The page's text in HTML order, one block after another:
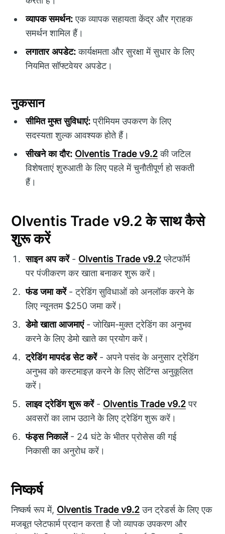
व्यापक समर्थन:एक व्यापक सहायता केंद्र और ग्राहक
समर्थन शामिल हैं।
लगातार अपडेट:कार्यक्षमता और सुरक्षा में सुधार के लिए
नियमित सॉफ्टवेयर अपडेट।
नुकसान
सीमित मुफ्त सुविधाएं:प्रीमियम उपकरण के लिए
सदस्यता शुल्क आवश्यक होते हैं।
सीखने का दौर: Olventis Trade v9.2की जटिल
विशेषताएं शुरुआती के लिए पहले में चुनौतीपूर्ण हो सकती
हैं।
Olventis Trade v9.2 के साथ कैसे
शुरू करें
साइन अप करें- Olventis Trade v9.2प्लेटफॉर्म
पर पंजीकरण कर खाता बनाकर शुरू करें।
फंड जमा करें- ट्रेडिंग सुविधाओं को अनलॉक करने के
लिए न्यूनतम $250 जमा करें।
डेमो खाता आजमाएं- जोखिम-मुक्त ट्रेडिंग का अनुभव
करने के लिए डेमो खाते का प्रयोग करें।
ट्रेडिंग मापदंड सेट करें- अपने पसंद के अनुसार ट्रेडिंग
अनुभव को कस्टमाइज़ करने के लिए सेटिंग्स अनुकूलित
करें।
लाइव ट्रेडिंग शुरू करें- Olventis Trade v9.2पर
अवसरों का लाभ उठाने के लिए ट्रेडिंग शुरू करें।
फंड्स निकालें- 24 घंटे के भीतर प्रोसेस की गई
निकासी का अनुरोध करें।
निष्कर्ष
निष्कर्ष रूप में, Olventis Trade v9.2उन ट्रेडर्स के लिए एक
मजबूत प्लेटफार्म प्रदान करता है जो व्यापक उपकरण और